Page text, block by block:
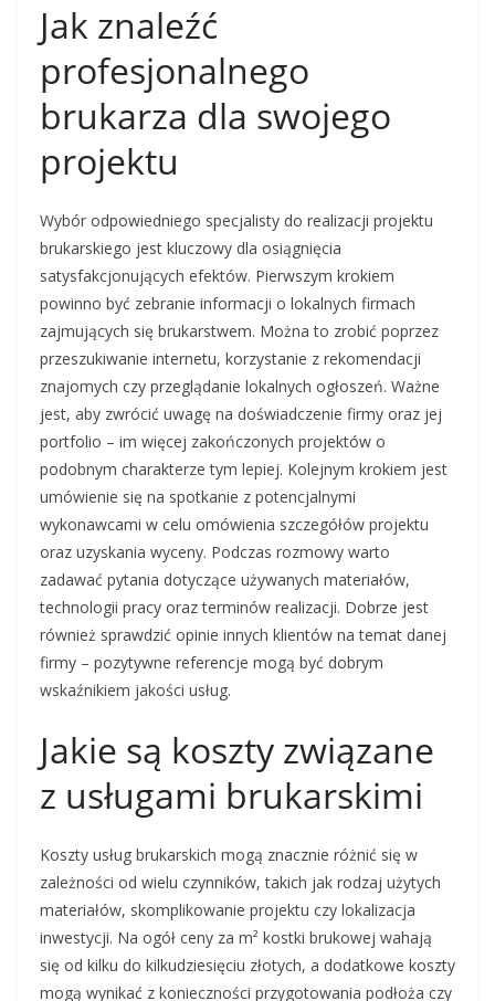
Jak znaleźć
profesjonalnego
brukarza dla swojego
projektu
Wybór odpowiedniego specjalisty do realizacji projektu
brukarskiego jest kluczowy dla osiągnięcia
satysfakcjonujących efektów. Pierwszym krokiem
powinno być zebranie informacji o lokalnych firmach
zajmujących się brukarstwem. Można to zrobić poprzez
przeszukiwanie internetu, korzystanie z rekomendacji
znajomych czy przeglądanie lokalnych ogłoszeń. Ważne
jest, aby zwrócić uwagę na doświadczenie firmy oraz jej
portfolio – im więcej zakończonych projektów o
podobnym charakterze tym lepiej. Kolejnym krokiem jest
umówienie się na spotkanie z potencjalnymi
wykonawcami w celu omówienia szczegółów projektu
oraz uzyskania wyceny. Podczas rozmowy warto
zadawać pytania dotyczące używanych materiałów,
technologii pracy oraz terminów realizacji. Dobrze jest
również sprawdzić opinie innych klientów na temat danej
firmy – pozytywne referencje mogą być dobrym
wskaźnikiem jakości usług.
Jakie są koszty związane
z usługami brukarskimi
Koszty usług brukarskich mogą znacznie różnić się w
zależności od wielu czynników, takich jak rodzaj użytych
materiałów, skomplikowanie projektu czy lokalizacja
inwestycji. Na ogół ceny za m² kostki brukowej wahają
się od kilku do kilkudziesięciu złotych, a dodatkowe koszty
mogą wynikać z konieczności przygotowania podłoża czy